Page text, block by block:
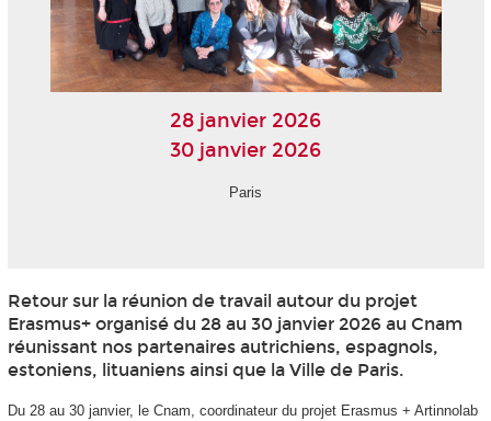
28 janvier 2026
30 janvier 2026
Paris
Retour sur la réunion de travail autour du projet
Erasmus+ organisé du 28 au 30 janvier 2026 au Cnam
réunissant nos partenaires autrichiens, espagnols,
estoniens, lituaniens ainsi que la Ville de Paris.
Du 28 au 30 janvier, le Cnam, coordinateur du projet Erasmus + Artinnolab